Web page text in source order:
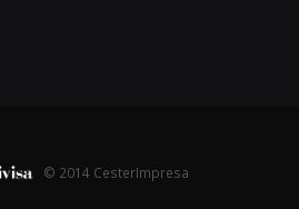
© 2014 CesterImpresa